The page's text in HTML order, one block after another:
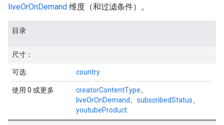
liveOrOnDemand 维度（和过滤条件）。
目录
尺寸：
可选 country
使用 0 或更多 creatorContentType
liveOrOnDemand
subscribedStatus
youtubeProduct